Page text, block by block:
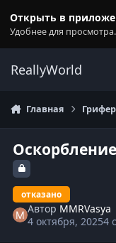
Открыть в
Удобнее для просмотра.
ReallyWorld
Главная
отказано
Автор MMRVasya
4 октября, 20254